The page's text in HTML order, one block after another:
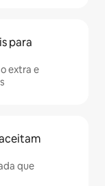
para
extra e
que